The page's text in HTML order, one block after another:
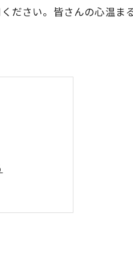
ださい。皆さんの心温ま
楽しむ
楽しみ方